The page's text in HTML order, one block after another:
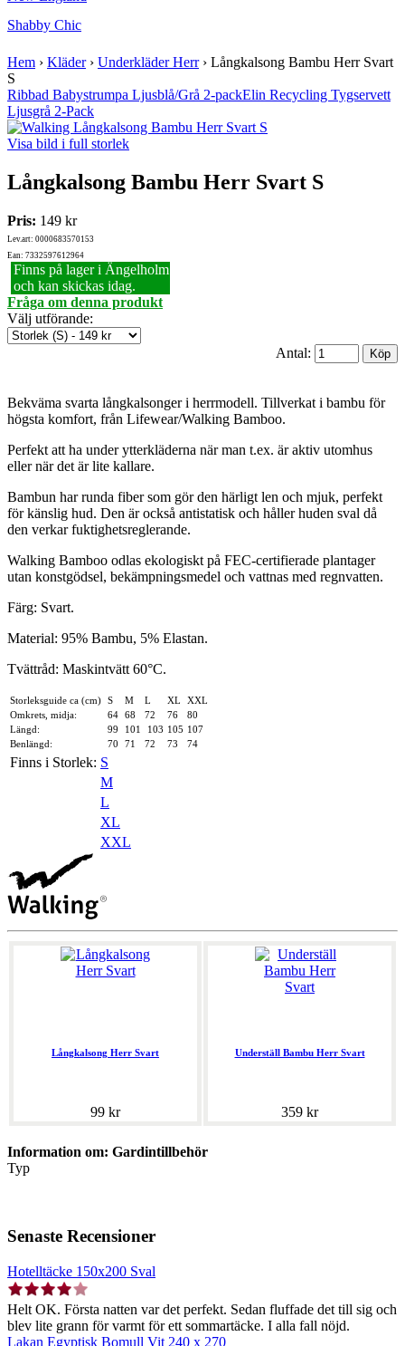
Shabby Chic
Hem › Kläder› Underkläder Herr› Långkalsong Bambu Herr Svart
S
Ribbad Babystrumpa Ljusblå/Grå 2-packElin Recycling Tygservett
Ljusgrå 2-Pack
Visa bild i full storlek
Långkalsong Bambu Herr Svart S
Pris: 149 kr
Lev.art: 0000683570153
Ean: 7332597612964
Finns på lager i Ängelholm
och kan skickas idag.
Fråga om denna produkt
Välj utförande:
Antal:
Bekväma svarta långkalsonger i herrmodell. Tillverkat i bambu för
högsta komfort, från Lifewear/Walking Bamboo.
Perfekt att ha under ytterkläderna när man t.ex. är aktiv utomhus
eller när det är lite kallare.
Bambun har runda fiber som gör den härligt len och mjuk, perfekt
för känslig hud. Den är också antistatisk och håller huden sval då
den verkar fuktighetsreglerande.
Walking Bamboo odlas ekologiskt på FEC-certifierade plantager
utan konstgödsel, bekämpningsmedel och vattnas med regnvatten.
Färg: Svart.
Material: 95% Bambu, 5% Elastan.
Tvättråd: Maskintvätt 60°C.
Storleksguide ca (cm) S M L XL
XXL
Omkrets, midja:
64 68 72 76
80
Längd:
99 101 103 105 107
Benlängd:
70 71 72 73 74
Finns i Storlek: S
M
L
XL
XXL
Långkalsong Herr Svart
99 kr
Underställ Bambu Herr Svart
359 kr
Information om: Gardintillbehör
Typ
Senaste Recensioner
Hotelltäcke 150x200 Sval
Helt OK. Första natten var det perfekt. Sedan fluffade det till sig och
blev lite grann för varmt för ett sommartäcke. I alla fall nöjd.
Lakan Egyptisk Bomull Vit 240 x 270